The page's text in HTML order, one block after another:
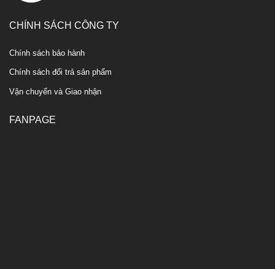
CHÍNH SÁCH CÔNG TY
Chính sách bảo hành
Chính sách đổi trả sản phẩm
Vận chuyển và Giao nhận
FANPAGE